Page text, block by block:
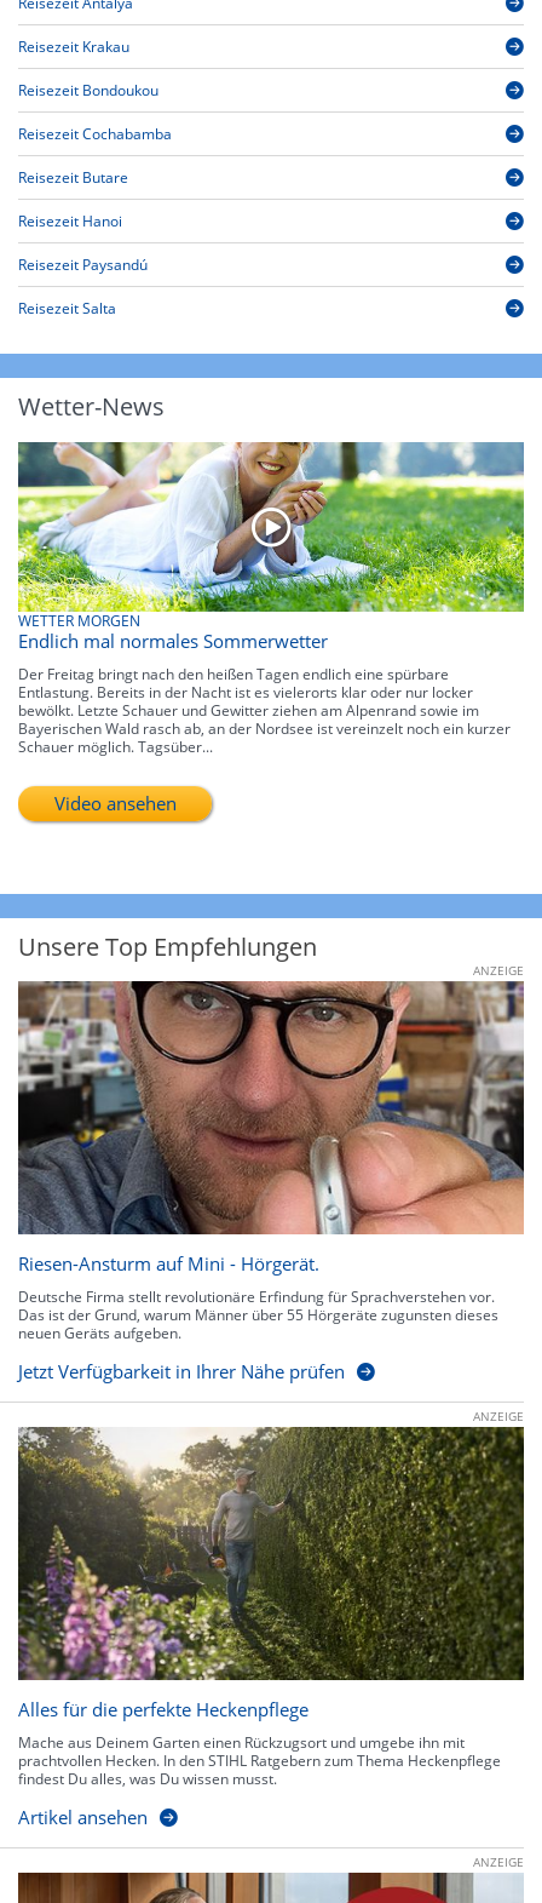
Reisezeit Krakau
Reisezeit Bondoukou
Reisezeit Cochabamba
Reisezeit Butare
Reisezeit Hanoi
Reisezeit Paysandú
Reisezeit Salta
Wetter-News
WETTER MORGEN
Endlich mal normales Sommerwetter
Der Freitag bringt nach den heißen Tagen endlich eine spürbare
Entlastung. Bereits in der Nacht ist es vielerorts klar oder nur locker
bewölkt. Letzte Schauer und Gewitter ziehen am Alpenrand sowie im
Bayerischen Wald rasch ab, an der Nordsee ist vereinzelt noch ein kurzer
Schauer möglich. Tagsüber...
Video ansehen
Unsere Top Empfehlungen
ANZEIGE
Riesen-Ansturm auf Mini - Hörgerät.
Deutsche Firma stellt revolutionäre Erfindung für Sprachverstehen vor.
Das ist der Grund, warum Männer über 55 Hörgeräte zugunsten dieses
neuen Geräts aufgeben.
Jetzt Verfügbarkeit in Ihrer Nähe prüfen
ANZEIGE
Alles für die perfekte Heckenpflege
Mache aus Deinem Garten einen Rückzugsort und umgebe ihn mit
prachtvollen Hecken. In den STIHL Ratgebern zum Thema Heckenpflege
findest Du alles, was Du wissen musst.
Artikel ansehen
ANZEIGE